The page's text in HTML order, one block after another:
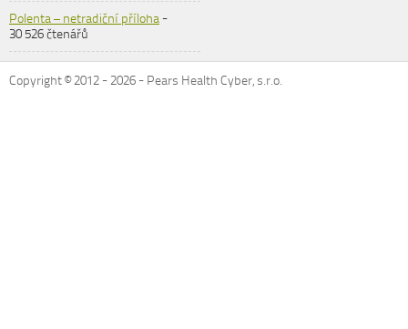
Polenta – netradiční příloha-
30 526 čtenářů
Copyright © 2012 -2026 - Pears Health Cyber, s.r.o.